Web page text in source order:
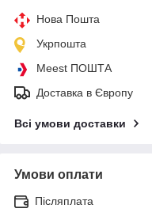
Нова Пошта
Укрпошта
Meest ПОШТА
Доставка в Європу
Всі умови доставки
Умови оплати
Післяплата